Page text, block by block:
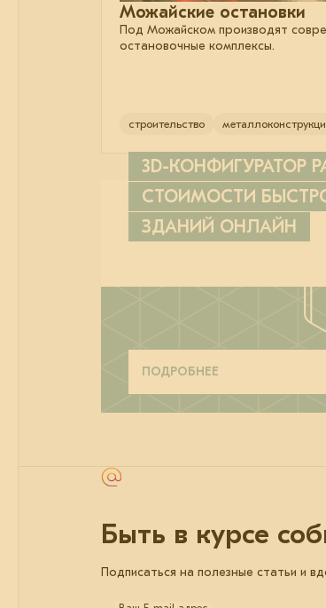
Можайские остановки
Под Можайском производят
остановочные комплексы.
строительство
3D-КОНФИГУРАТОР
СТОИМОСТИ
ЗДАНИЙ ОНЛАЙН
ПОДРОБНЕЕ
Быть в курсе
Подписаться на полезные статьи и